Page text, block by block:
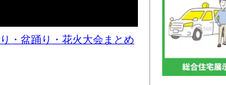
・盆踊り・花火大会まとめ